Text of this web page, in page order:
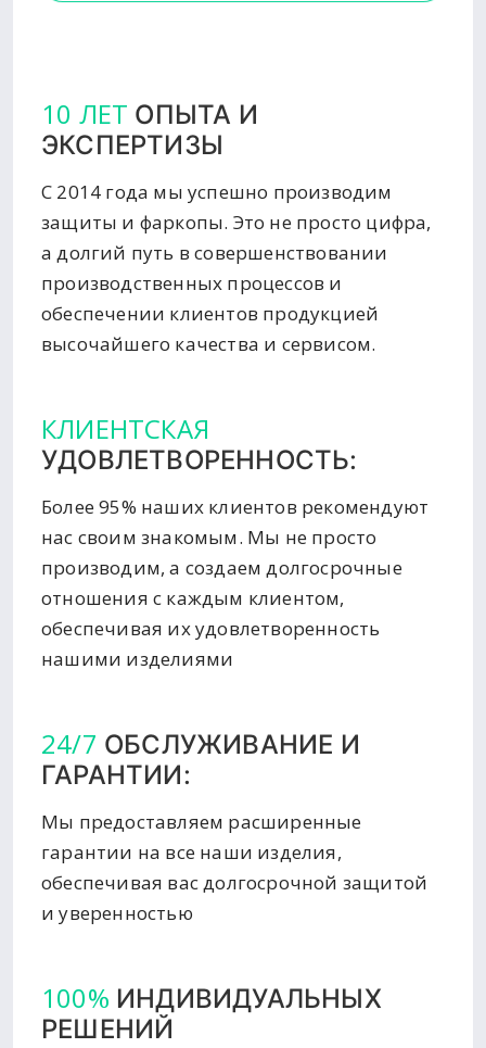
10 ЛЕТ ОПЫТА И
ЭКСПЕРТИЗЫ
С 2014 года мы успешно производим
защиты и фаркопы. Это не просто цифра,
а долгий путь в совершенствовании
производственных процессов и
обеспечении клиентов продукцией
высочайшего качества и сервисом.
КЛИЕНТСКАЯ
УДОВЛЕТВОРЕННОСТЬ:
Более 95% наших клиентов рекомендуют
нас своим знакомым. Мы не просто
производим, а создаем долгосрочные
отношения с каждым клиентом,
обеспечивая их удовлетворенность
нашими изделиями
24/7 ОБСЛУЖИВАНИЕ И
ГАРАНТИИ:
Мы предоставляем расширенные
гарантии на все наши изделия,
обеспечивая вас долгосрочной защитой
и уверенностью
100% ИНДИВИДУАЛЬНЫХ
РЕШЕНИЙ